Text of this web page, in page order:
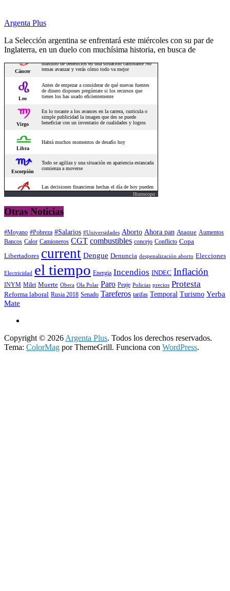
Argenta Plus
La Selección argentina se enfrentará este miércoles con su par de
Inglaterra, en un duelo con muchísima historia, en busca de
Horoscopo
Otras Noticias
#Moyano #Pobreza #Salarios #Universidades Aborto Ahora pan Ataque Aumentos
Bancos Calor Camioneros CGT combustibles concejo Conflicto Copa
Libertadores current Dengue Denuncia despenalización aborto Elecciones
Electricidad el tiempo Energia Incendios INDEC Inflación
INYM Milei Muerte Obera Ola Polar Paro Peaje Policias precios Protesta
Reforma laboral Rusia 2018 Senado Tareferos tarifas Temporal Turismo Yerba
Mate
Copyright © 2026 Argenta Plus. Todos los derechos reservados.
Tema: ColorMag por ThemeGrill. Funciona con WordPress.